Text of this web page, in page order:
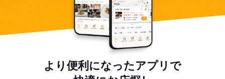
より便利になったアプリで